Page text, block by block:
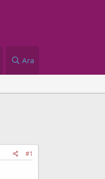
Ara
#1